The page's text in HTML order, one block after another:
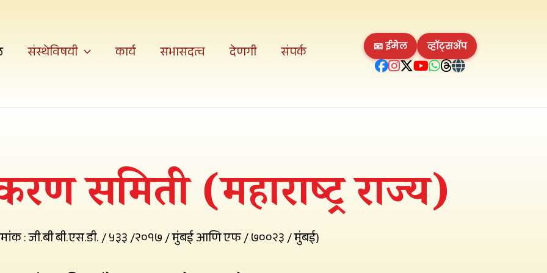
संस्थेविषयी कार्य सभासदत्व देणगी संपर्क 📧 ईमेल व्हॉट्सॲप
समिती (महाराष्ट्र राज्य)
: जी.बी बी.एस.डी. / ५३३ /२०१७ / मुंबई आणि एफ / ७००२३ / मुंबई)